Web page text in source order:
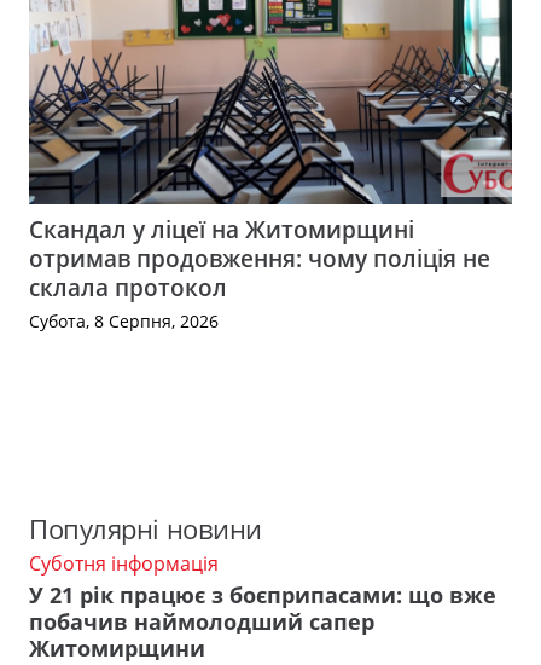
Скандал у ліцеї на Житомирщині
отримав продовження: чому поліція не
склала протокол
Субота, 8 Серпня, 2026
Популярні новини
Суботня інформація
У 21 рік працює з боєприпасами: що вже
побачив наймолодший сапер
Житомирщини